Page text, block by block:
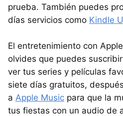
prueba. También puedes
días servicios como Kindle
El entretenimiento con
olvides que puedes
ver tus series y películas
siete días gratuitos,
a Apple Music para que la
tus fiestas con un audio de